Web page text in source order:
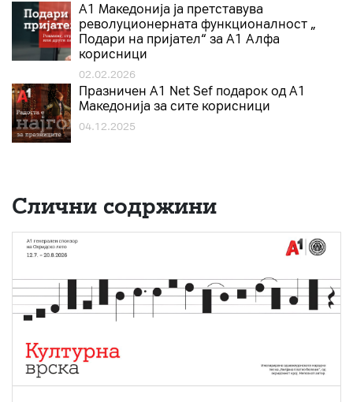
А1 Македонија ја претставува
револуционерната функционалност „
Подари на пријател“ за А1 Алфа
корисници
02.02.2026
Празничен A1 Net Sеf подарок од А1
Македонија за сите корисници
04.12.2025
Слични содржини